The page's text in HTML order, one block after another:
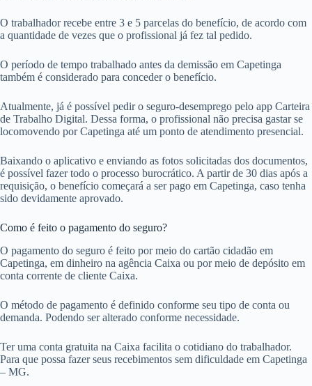
O trabalhador recebe entre 3 e 5 parcelas do benefício, de acordo com
a quantidade de vezes que o profissional já fez tal pedido.
O período de tempo trabalhado antes da demissão em Capetinga
também é considerado para conceder o benefício.
Atualmente, já é possível pedir o seguro-desemprego pelo app Carteira
de Trabalho Digital. Dessa forma, o profissional não precisa gastar se
locomovendo por Capetinga até um ponto de atendimento presencial.
Baixando o aplicativo e enviando as fotos solicitadas dos documentos,
é possível fazer todo o processo burocrático. A partir de 30 dias após a
requisição, o benefício começará a ser pago em Capetinga, caso tenha
sido devidamente aprovado.
Como é feito o pagamento do seguro?
O pagamento do seguro é feito por meio do cartão cidadão em
Capetinga, em dinheiro na agência Caixa ou por meio de depósito em
conta corrente de cliente Caixa.
O método de pagamento é definido conforme seu tipo de conta ou
demanda. Podendo ser alterado conforme necessidade.
Ter uma conta gratuita na Caixa facilita o cotidiano do trabalhador.
Para que possa fazer seus recebimentos sem dificuldade em Capetinga
– MG.